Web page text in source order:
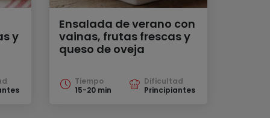
y
Ensalada de verano con
vainas, frutas frescas y
queso de oveja
Tiempo
15-20 min
Dificultad
Principiantes